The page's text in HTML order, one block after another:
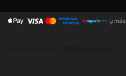
y más